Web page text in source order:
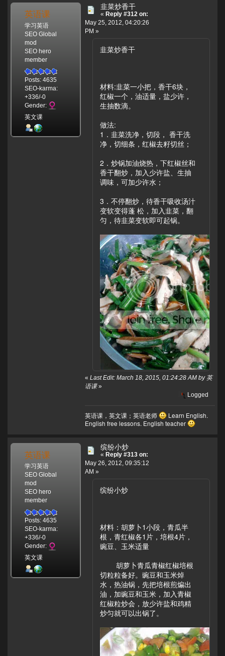
英语课
学习英语
SEO Global
mod
SEO hero
member
Posts: 4635
SEO-karma:
+336/-0
Gender:
英文课
韭菜炒香干
« Reply #312 on:
May 25, 2012, 04:20:26
PM »
韭菜炒香干
材料:韭菜一小把，香干6块，
红椒一个，油适量，盐少许，
生抽数滴。
做法:
1．韭菜洗净，切段， 香干洗
净，切细条，红椒去籽切丝；
2．炒锅加油烧热，下红椒丝和
香干翻炒，加入少许盐、生抽
调味，可加少许水；
3．不停翻炒，待香干吸收汤汁
变软变得蓬 松，加入韭菜，翻
匀，待韭菜变软即可起锅。
« Last Edit: March 18, 2015, 01:24:28 AM by 英
语课»
Logged
英语课，英文课；英语老师
Learn English.
English free lessons. English teacher
英语课
学习英语
SEO Global
mod
SEO hero
member
Posts: 4635
SEO-karma:
+336/-0
Gender:
英文课
缤纷小炒
« Reply #313 on:
May 26, 2012, 09:35:12
AM »
缤纷小炒
材料：胡萝卜1小段，青瓜半
根，青红椒各1片，培根4片，
豌豆、玉米适量
胡萝卜青瓜青椒红椒培根
切粒粒备好。豌豆和玉米焯
水，热油锅，先把培根煎煸出
油，加豌豆和玉米，加入青椒
红椒粒炒会，放少许盐和鸡精
炒匀就可以出锅了。